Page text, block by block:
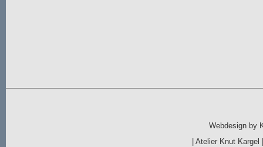
Webdesign by
|Atelier Knut Kargel